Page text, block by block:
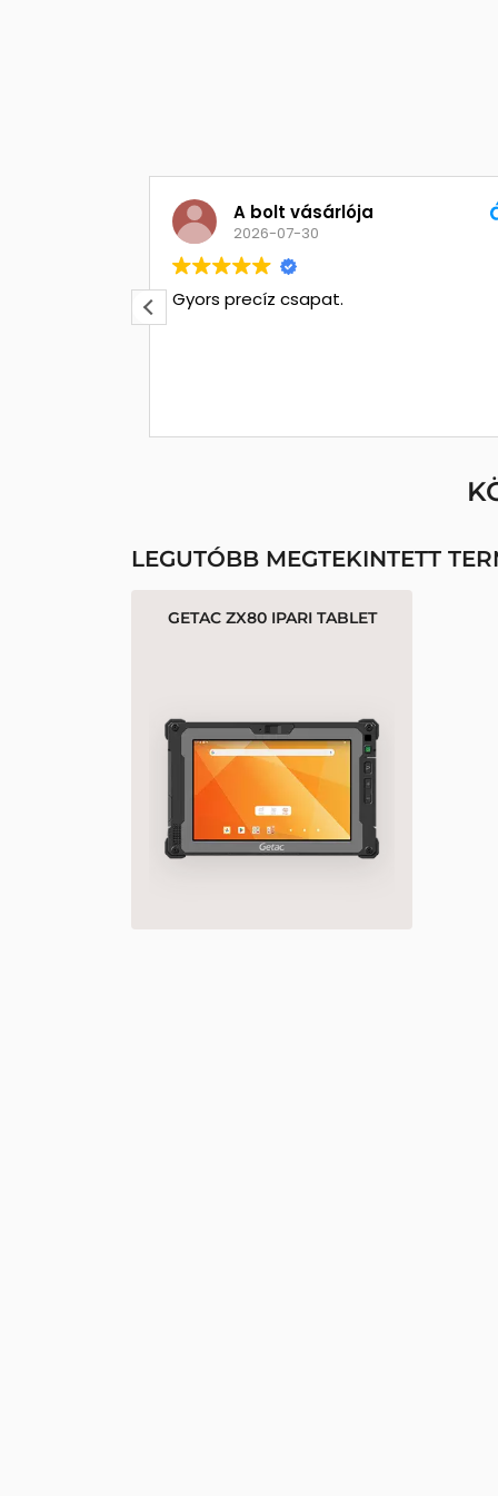
A bolt vásárlója
2026-07-30
Gyors precíz csapat.
LEGUTÓBB MEGTEKINTETT
GETAC ZX80 IPARI TABLET